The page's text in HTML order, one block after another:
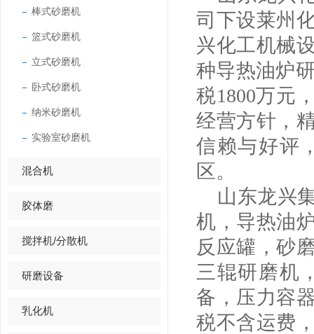
棒式砂磨机
篮式砂磨机
立式砂磨机
卧式砂磨机
纳米砂磨机
实验室砂磨机
混合机
胶体磨
搅拌机/分散机
研磨设备
乳化机
司下设莱州
兴化工机械
种导热油炉
税1800万元
经营方针，
信赖与好评
区。
山东龙兴
机，导热油
反应罐，砂
三辊研磨机
备，压力容
税不含运费